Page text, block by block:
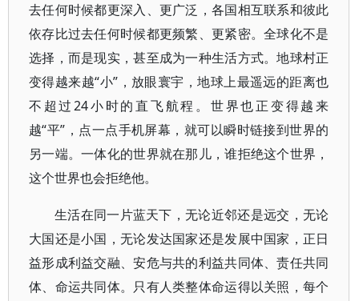
去任何时候都更深入、更广泛，各国相互联系和彼此
依存比过去任何时候都更频繁、更紧密。全球化不是
选择，而是现实，甚至成为一种生活方式。地球村正
变得越来越“小”，放眼寰宇，地球上最遥远的距离也
不超过24小时的直飞航程。世界也正变得越来
越“平”，点一点手机屏幕，就可以瞬时链接到世界的
另一端。一体化的世界就在那儿，谁拒绝这个世界，
这个世界也会拒绝他。
生活在同一片蓝天下，无论近邻还是远交，无论
大国还是小国，无论发达国家还是发展中国家，正日
益形成利益交融、安危与共的利益共同体、责任共同
体、命运共同体。只有人类整体命运得以关照，每个